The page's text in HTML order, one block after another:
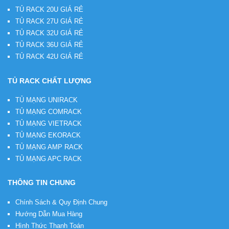
TỦ RACK 20U GIÁ RẺ
TỦ RACK 27U GIÁ RẺ
TỦ RACK 32U GIÁ RẺ
TỦ RACK 36U GIÁ RẺ
TỦ RACK 42U GIÁ RẺ
TỦ RACK CHẤT LƯỢNG
TỦ MẠNG UNIRACK
TỦ MẠNG COMRACK
TỦ MẠNG VIETRACK
TỦ MẠNG EKORACK
TỦ MẠNG AMP RACK
TỦ MẠNG APC RACK
THÔNG TIN CHUNG
Chính Sách & Quy Định Chung
Hướng Dẫn Mua Hàng
Hình Thức Thanh Toán